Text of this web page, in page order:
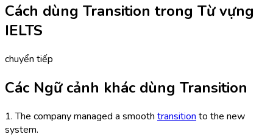
Cách dùng Transition trong Từ vựng
IELTS
chuyển tiếp
Các Ngữ cảnh khác dùng Transition
1. The company managed a smooth transition to the new
system.